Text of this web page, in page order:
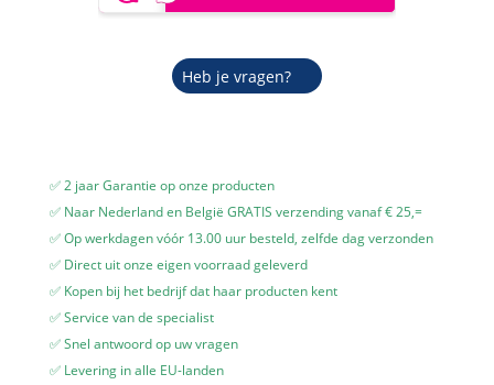
Heb je vragen?
✅ 2 jaar Garantie op onze producten
✅ Naar Nederland en België GRATIS verzending vanaf € 25,=
✅ Op werkdagen vóór 13.00 uur besteld, zelfde dag verzonden
✅ Direct uit onze eigen voorraad geleverd
✅ Kopen bij het bedrijf dat haar producten kent
✅ Service van de specialist
✅ Snel antwoord op uw vragen
✅ Levering in alle EU-landen